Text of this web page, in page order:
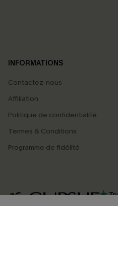
INFORMATIONS
Contactez-nous
Affiliation
Politique de confidentialité
Termes & Conditions
Programme de fidélité
marketing (y compris du contenu
pouvons utiliser les données
savoir si ceux-ci ont été ouverts, de
personnaliser nos contenus et nos
produits susceptibles de vous
. Vous pouvez vous